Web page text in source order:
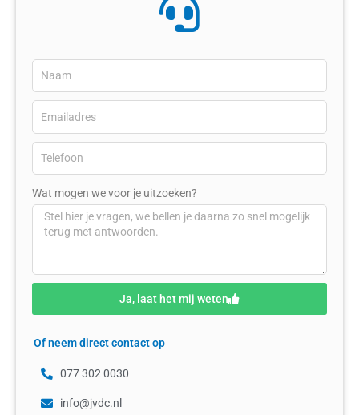
Wat mogen we voor je uitzoeken?
Ja, laat het mij weten
Of neem direct contact op
077 302 0030
info@jvdc.nl